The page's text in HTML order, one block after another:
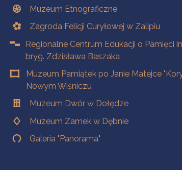
Muzeum Etnograficzne
Zagroda Felicji Curyłowej w Zalipiu
Regionalne Centrum Edukacji o Pamięci
bryg. Zdzisława Baszaka
Muzeum Pamiątek po Janie Matejce
Nowym Wiśniczu
Muzeum Dwór w Dołędze
Muzeum Zamek w Dębnie
Galeria "Panorama"